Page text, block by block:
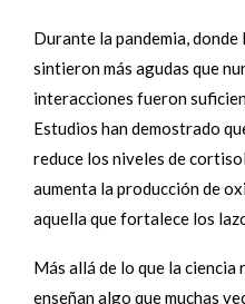
Durante la pandemia, donde
sintieron más agudas que
interacciones fueron
Estudios han demostrado
reduce los niveles de
aumenta la producción de
aquella que fortalece los
Más allá de lo que la ciencia
enseñan algo que muchas